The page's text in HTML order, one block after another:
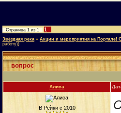
Страница 1 из 1 1
Звёздная река » Акции и мероприятия на Портале!
работу))
вопрос
Алиса
В Рейки с 2010